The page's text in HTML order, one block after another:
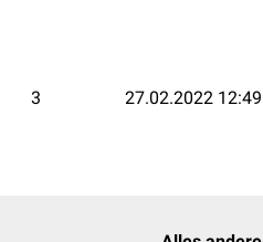
3 27.02.2022 12:49